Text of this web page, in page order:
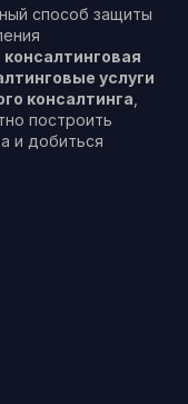
способ защиты
консалтинговая
услуги
консалтинга
построить
и добиться